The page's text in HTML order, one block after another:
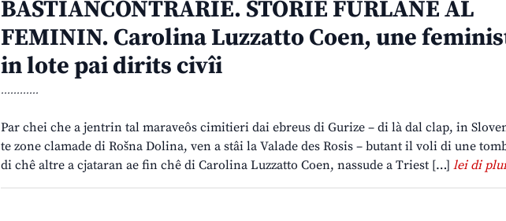
BASTIANCONTRARIE. STORIE FURLANE AL
FEMININ. Carolina Luzzatto Coen, une
in lote pai dirits civîi
............
Par chei che a jentrin tal maraveôs cimitieri dai ebreus di Gurize – di là dal clap, in
te zone clamade di Rošna Dolina, ven a stâi la Valade des Rosis – butant il voli di une
di chê altre a cjataran ae fin chê di Carolina Luzzatto Coen, nassude a Triest […] lei di